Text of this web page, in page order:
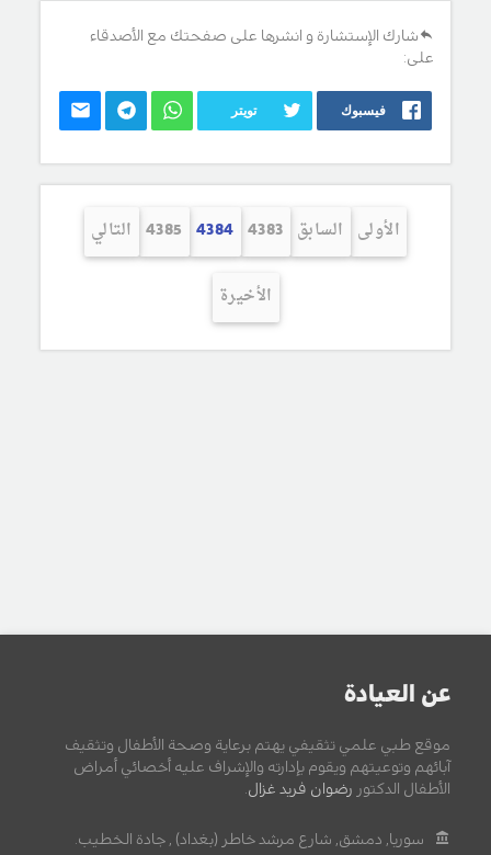
شارك الإستشارة و انشرها على صفحتك مع الأصدقاء
على:
فيسبوك تويتر
الأولى السابق 4383
4384
4385 التالي
الأخيرة
عن العيادة
موقع طبي علمي تثقيفي يهتم برعاية وصحة الأطفال وتثقيف
آبائهم وتوعيتهم ويقوم بإدارته والإشراف عليه أخصائي أمراض
الأطفال الدكتور رضوان فريد غزال.
سوريا, دمشق, شارع مرشد خاطر (بغداد) , جادة الخطيب.